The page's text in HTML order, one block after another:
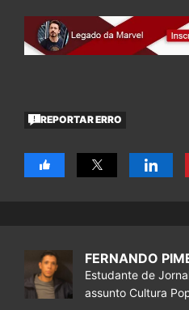
REPORTAR ERRO
FERNANDO
Estudante de
assunto Cultura